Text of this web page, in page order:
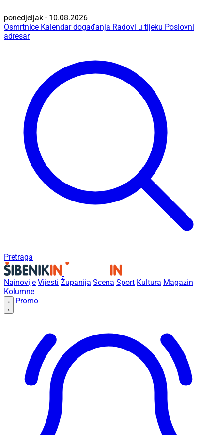
ponedjeljak - 10.08.2026
Osmrtnice Kalendar događanja Radovi u tijeku Poslovni
adresar
Pretraga
Najnovije Vijesti Županija Scena Sport Kultura Magazin
Kolumne
Promo